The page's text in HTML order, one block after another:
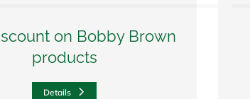
on Bobby Brown
products
Details